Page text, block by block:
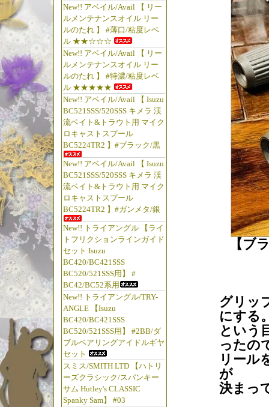
New!! アベイル/Avail 【 リー
ルメンテナンスオイル リー
ルのたれ 】 #薄口/粘度レベ
ル ★★☆☆☆
New!! アベイル/Avail 【 リー
ルメンテナンスオイル リー
ルのたれ 】 #特濃/粘度レベ
ル ★★★★★
New!! アベイル/Avail 【 Isuzu
BC521SSS/520SSS キメラ 渓
流ベイト&トラウト用 マイク
ロキャストスプール
BC5224TR2 】#ブラック/黒
New!! アベイル/Avail 【 Isuzu
BC521SSS/520SSS キメラ 渓
流ベイト&トラウト用 マイク
ロキャストスプール
BC5224TR2 】#ガンメタ/銀
New!! トライアングル 【ライ
トフリクションラインガイド
セット Isuzu
BC420/BC421SSS
BC520/521SSS用】 #
BC42/BC52系用
New!! トライアングル/TRY-
ANGLE 【Isuzu
BC420/BC421SSS
BC520/521SSS用】 #2BB/ダ
ブルベアリングアイドルギヤ
セット
スミス/SMITH LTD 【ハトリ
ーズクラシック/スパンキー
サム Hutley's CLASSIC
Spanky Sam】 #03
【ブ
グリッ
にする
という
ったの
リール
が
決まっ